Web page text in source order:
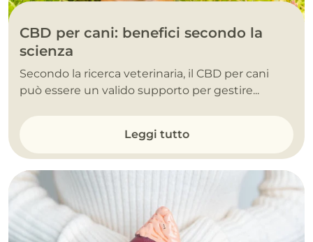
CBD per cani: benefici secondo la
scienza
Secondo la ricerca veterinaria, il CBD per cani
può essere un valido supporto per gestire...
Leggi tutto